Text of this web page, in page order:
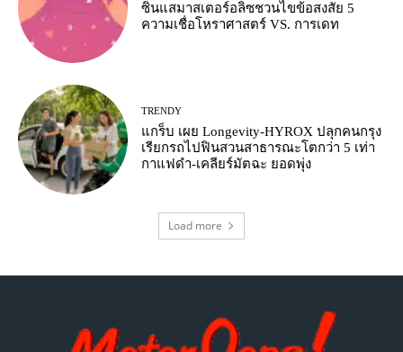
ซินแสมาสเตอร์อลิซชวนไขข้อสงสัย 5
ความเชื่อโหราศาสตร์ VS. การเดท
TRENDY
แกร็บ เผย Longevity-HYROX ปลุกคนกรุง
เรียกรถไปฟินสวนสาธารณะโตกว่า 5 เท่า
กาแฟดำ-เคลียร์มัตฉะ ยอดพุ่ง
Load more